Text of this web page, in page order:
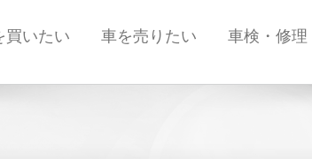
買いたい 車を売りたい 車検・修理